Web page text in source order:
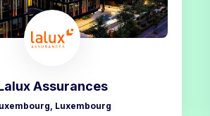
Assurances
Luxembourg